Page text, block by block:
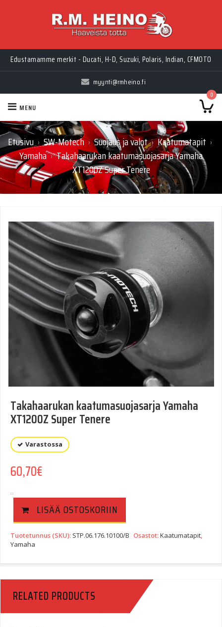
Edustamamme merkit - Ducati, H-D, Suzuki, Polaris, Indian, CFMOTO
myynti@rmheino.fi
0
MENU
Etusivu › SW-Motech › Suojaus ja valot › Kaatumatapit ›
Yamaha › Takahaarukan kaatumasuojasarja Yamaha
XT1200Z Super Tenere
Takahaarukan kaatumasuojasarja Yamaha
XT1200Z Super Tenere
Varastossa
60,70€
LISÄÄ OSTOSKORIIN
Tuotetunnus (SKU): STP.06.176.10100/B Osastot:Kaatumatapit
Yamaha
RELATED PRODUCTS